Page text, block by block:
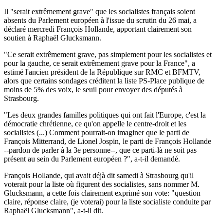
Il "serait extrêmement grave" que les socialistes français soient
absents du Parlement européen à l'issue du scrutin du 26 mai, a
déclaré mercredi François Hollande, apportant clairement son
soutien à Raphaël Glucksmann.
"Ce serait extrêmement grave, pas simplement pour les socialistes et
pour la gauche, ce serait extrêmement grave pour la France", a
estimé l'ancien président de la République sur RMC et BFMTV,
alors que certains sondages créditent la liste PS-Place publique de
moins de 5% des voix, le seuil pour envoyer des députés à
Strasbourg.
"Les deux grandes familles politiques qui ont fait l'Europe, c'est la
démocratie chrétienne, ce qu'on appelle le centre-droit et les
socialistes (...) Comment pourrait-on imaginer que le parti de
François Mitterrand, de Lionel Jospin, le parti de François Hollande
--pardon de parler à la 3e personne--, que ce parti-là ne soit pas
présent au sein du Parlement européen ?", a-t-il demandé.
François Hollande, qui avait déjà dit samedi à Strasbourg qu'il
voterait pour la liste où figurent des socialistes, sans nommer M.
Glucksmann, a cette fois clairement exprimé son vote: "question
claire, réponse claire, (je voterai) pour la liste socialiste conduite par
Raphaël Glucksmann", a-t-il dit.